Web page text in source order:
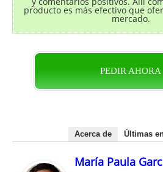
producto es más efectivo que
mercado.
PEDIR AHORA
Acerca de Últimas
María Paula